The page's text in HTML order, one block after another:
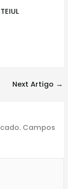
Next Artigo →
Campos